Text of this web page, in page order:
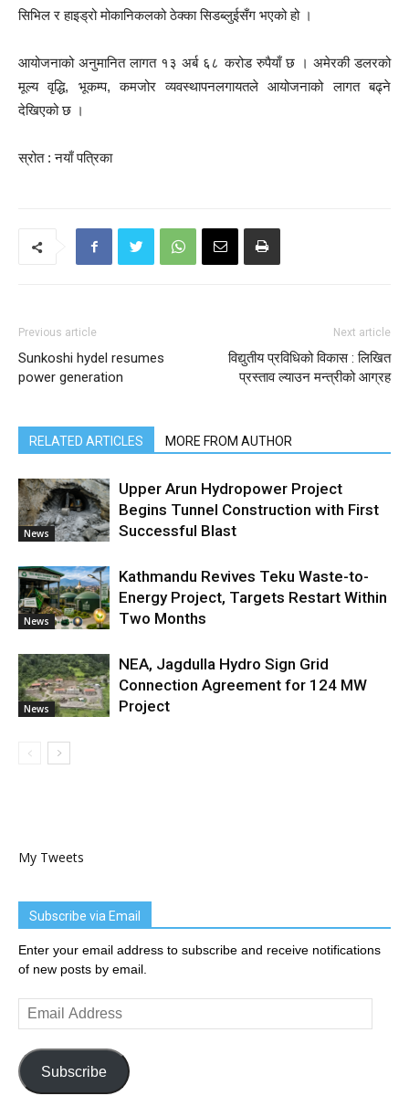
सिभिल र हाइड्रो मोकानिकलको ठेक्का सिडब्लुईसँग भएको हो ।
आयोजनाको अनुमानित लागत १३ अर्ब ६८ करोड रुपैयाँ छ । अमेरकी डलरको
मूल्य वृद्धि, भूकम्प, कमजोर व्यवस्थापनलगायतले आयोजनाको लागत बढ्ने
देखिएको छ ।
स्रोत : नयाँ पत्रिका
Previous article
Sunkoshi hydel resumes
power generation
Next article
विद्युतीय प्रविधिको विकास : लिखित
प्रस्ताव ल्याउन मन्त्रीको आग्रह
RELATED ARTICLES MORE FROM AUTHOR
News
Upper Arun Hydropower Project
Begins Tunnel Construction with First
Successful Blast
News
Kathmandu Revives Teku Waste-to-
Energy Project, Targets Restart Within
Two Months
News
NEA, Jagdulla Hydro Sign Grid
Connection Agreement for 124 MW
Project
My Tweets
Subscribe via Email
Enter your email address to subscribe and receive notifications
of new posts by email.
Email
Address
Subscribe